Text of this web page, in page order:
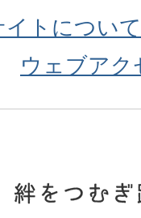
イトについて
ウェブア